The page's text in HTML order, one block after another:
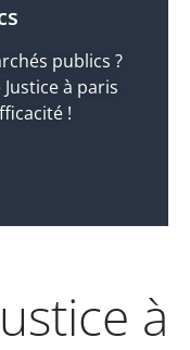
publics ?
à paris
!
à